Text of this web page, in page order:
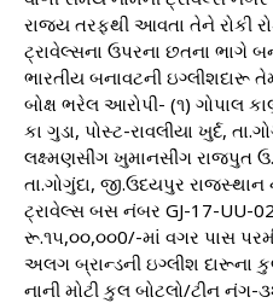
રાજ્ય તરફથી આવતા તેને રોકી
ટ્રાવેલ્સના ઉપરના છતના ભાગે
ભારતીય બનાવટની ઇગ્લીશદારૂ
બોક્ષ ભરેલ આરોપી- (૧) ગોપાલ
કા ગુડા, પોસ્ટ-રાવલીયા ખુર્દ,
લક્ષ્મણસીંગ ખુમાનસીંગ રાજપુત
તા.ગોગુંદા, જી.ઉદયપુર
ટ્રાવેલ્સ બસ નંબર GJ-17-UU-
રૂ.૧૫,૦૦,૦૦0/-માં વગર પાસ
અલગ બ્રાન્ડની ઇગ્લીશ દારૂના
નાની મોટી કુલ બોટલો/ટીન